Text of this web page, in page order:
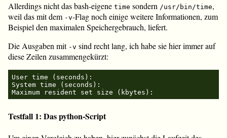
Allerdings nicht das bash-eigene time sondern /usr/bin/time,
weil das mit dem -v-Flag noch einige weitere Informationen, zum
Beispiel den maximalen Speichergebrauch, liefert.
Die Ausgaben mit -v sind recht lang, ich habe sie hier immer auf
diese Zeilen zusammengekürzt:
User time (seconds):
System time (seconds):
Testfall 1: Das python-Script